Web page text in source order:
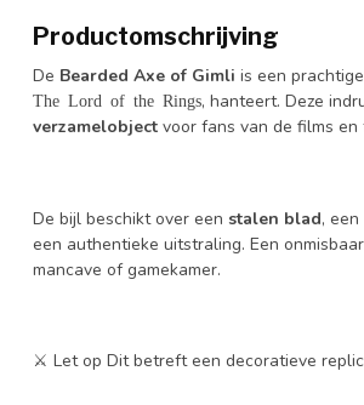
Productomschrijving
De Bearded Axe of Gimli is een
The Lord of the Rings, hanteert. Deze
verzamelobject voor fans van de films
De bijl beschikt over een stalen blad, een
een authentieke uitstraling. Een
mancave of gamekamer.
⚔️ Let op Dit betreft een decoratieve